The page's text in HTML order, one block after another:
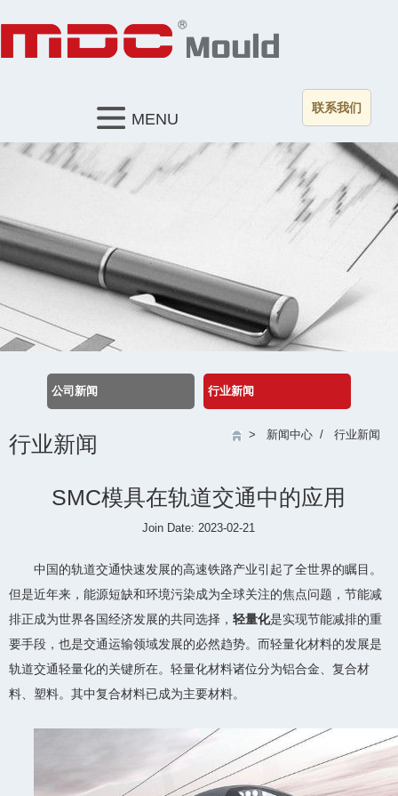
联系我们
MENU
公司新闻 行业新闻
行业新闻 > 新闻中心 / 行业新闻
SMC模具在轨道交通中的应用
Join Date: 2023-02-21
中国的轨道交通快速发展的高速铁路产业引起了全世界的瞩目。
但是近年来，能源短缺和环境污染成为全球关注的焦点问题，节能减
排正成为世界各国经济发展的共同选择， 轻量化是实现节能减排的重
要手段，也是交通运输领域发展的必然趋势。而轻量化材料的发展是
轨道交通轻量化的关键所在。轻量化材料诸位分为铝合金、复合材
料、塑料。其中复合材料已成为主要材料。